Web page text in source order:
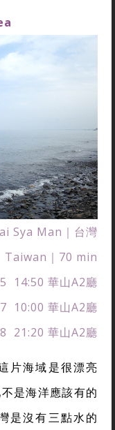
Sya Man｜台灣
Taiwan｜70 min
14:50 華山A2廳
10:00 華山A2廳
21:20 華山A2廳
片海域是很漂亮
是海洋應該有的
是沒有三點水的